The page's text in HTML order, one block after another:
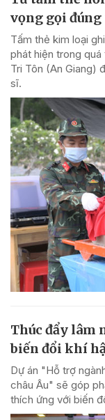
vọng gọi
Tấm thẻ kim loại
phát hiện trong
Tri Tôn (An Giang)
sĩ.
Thúc đẩy lâm
biến đổi khí
Dự án "Hỗ trợ
châu Âu" sẽ góp
thích ứng với biến